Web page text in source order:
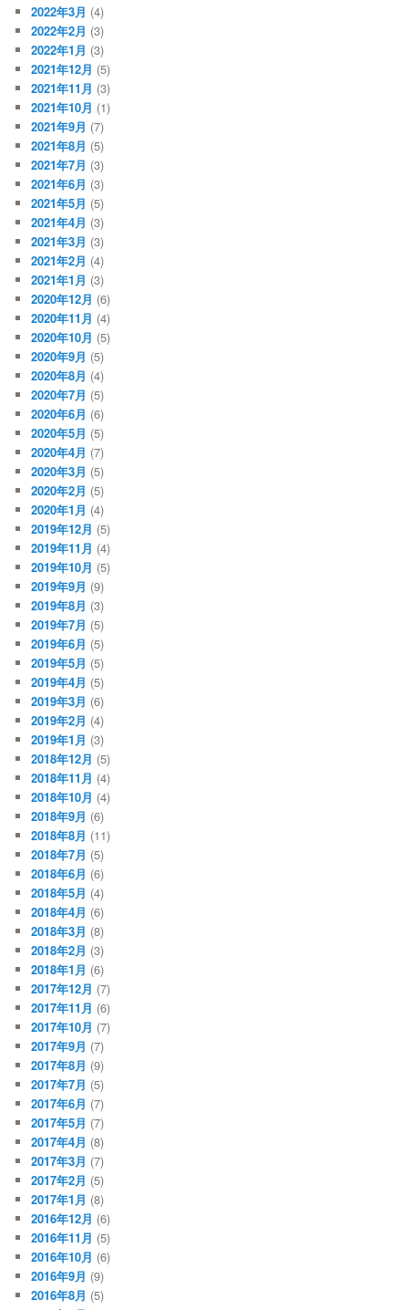
2022年3月 (4)
2022年2月 (3)
2022年1月 (3)
2021年12月 (5)
2021年11月 (3)
2021年10月 (1)
2021年9月 (7)
2021年8月 (5)
2021年7月 (3)
2021年6月 (3)
2021年5月 (5)
2021年4月 (3)
2021年3月 (3)
2021年2月 (4)
2021年1月 (3)
2020年12月 (6)
2020年11月 (4)
2020年10月 (5)
2020年9月 (5)
2020年8月 (4)
2020年7月 (5)
2020年6月 (6)
2020年5月 (5)
2020年4月 (7)
2020年3月 (5)
2020年2月 (5)
2020年1月 (4)
2019年12月 (5)
2019年11月 (4)
2019年10月 (5)
2019年9月 (9)
2019年8月 (3)
2019年7月 (5)
2019年6月 (5)
2019年5月 (5)
2019年4月 (5)
2019年3月 (6)
2019年2月 (4)
2019年1月 (3)
2018年12月 (5)
2018年11月 (4)
2018年10月 (4)
2018年9月 (6)
2018年8月 (11)
2018年7月 (5)
2018年6月 (6)
2018年5月 (4)
2018年4月 (6)
2018年3月 (8)
2018年2月 (3)
2018年1月 (6)
2017年12月 (7)
2017年11月 (6)
2017年10月 (7)
2017年9月 (7)
2017年8月 (9)
2017年7月 (5)
2017年6月 (7)
2017年5月 (7)
2017年4月 (8)
2017年3月 (7)
2017年2月 (5)
2017年1月 (8)
2016年12月 (6)
2016年11月 (5)
2016年10月 (6)
2016年9月 (9)
2016年8月 (5)